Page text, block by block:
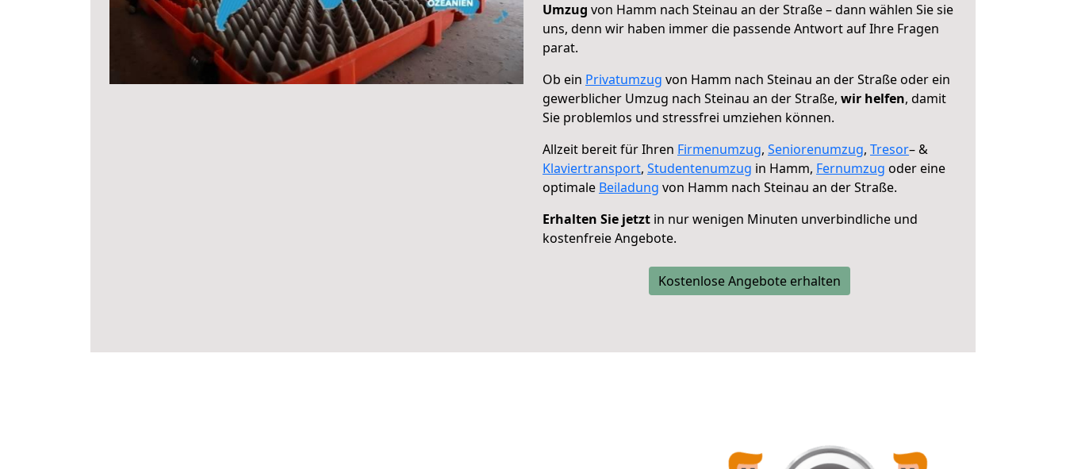
Umzug von Hamm nach Steinau an der Straße – dann wählen Sie sie
uns, denn wir haben immer die passende Antwort auf Ihre Fragen
parat.
Ob ein Privatumzug von Hamm nach Steinau an der Straße oder ein
gewerblicher Umzug nach Steinau an der Straße, wir helfen, damit
Sie problemlos und stressfrei umziehen können.
Allzeit bereit für Ihren Firmenumzug, Seniorenumzug, Tresor– &
Klaviertransport, Studentenumzug in Hamm, Fernumzug oder eine
optimale Beiladung von Hamm nach Steinau an der Straße.
Erhalten Sie jetzt in nur wenigen Minuten unverbindliche und
kostenfreie Angebote.
Kostenlose Angebote erhalten